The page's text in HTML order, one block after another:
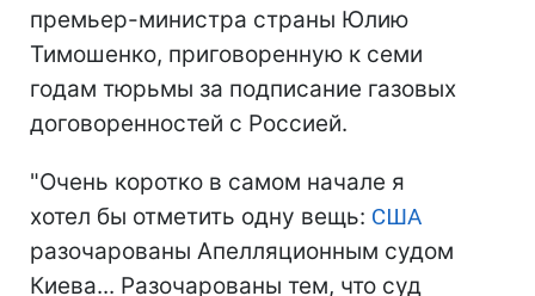
премьер-министра страны Юлию
Тимошенко, приговоренную к семи
годам тюрьмы за подписание газовых
договоренностей с Россией.
"Очень коротко в самом начале я
хотел бы отметить одну вещь: США
разочарованы Апелляционным судом
Киева... Разочарованы тем, что суд